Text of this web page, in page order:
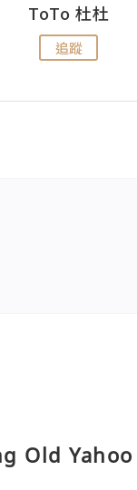
ToTo 杜杜
追蹤
Old